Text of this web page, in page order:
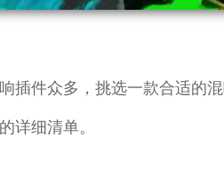
件众多，挑选一款合适的混
详细清单。